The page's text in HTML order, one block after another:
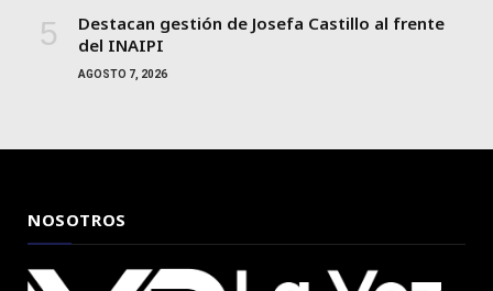
Destacan gestión de Josefa Castillo al frente
del INAIPI
AGOSTO 7, 2026
NOSOTROS